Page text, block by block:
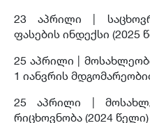
23 აპრილი |
ფასების ინდექსი (2025
25 აპრილი |
1 იანვრის
25 აპრილი |
რიცხოვნობა (2024 წელი)